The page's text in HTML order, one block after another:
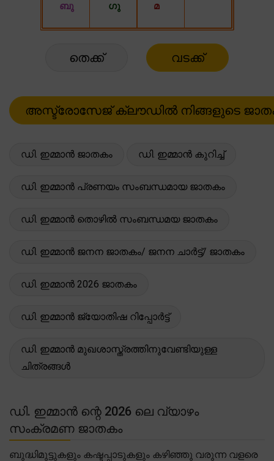
തെക്ക് വടക്ക്
ഡി. ഇമ്മാൻ ജാതകം ഡി. ഇമ്മാൻ കുറിച്ച്
ഡി. ഇമ്മാൻ പ്രണയം സംബന്ധമായ ജാതകം
ഡി. ഇമ്മാൻ തൊഴിൽ സംബന്ധമയ ജാതകം
ഡി. ഇമ്മാൻ ജനന ജാതകം/ ജനന ചാർട്ട്/ ജാതകം
ഡി. ഇമ്മാൻ 2026 ജാതകം
ഡി. ഇമ്മാൻ ജ്യോതിഷ റിപ്പോർട്ട്
ഡി. ഇമ്മാൻ മുഖശാസ്ത്രത്തിനുവേണ്ടിയുള്ള
ചിത്രങ്ങൾ
ഡി. ഇമ്മാൻ ന്റെ 2026 ലെ വ്യാഴം
സംക്രമണ ജാതകം
ബുദ്ധിമുട്ടുകളും കഷ്ടപ്പാടുകളും കഴിഞ്ഞു വരുന്ന വളരെ